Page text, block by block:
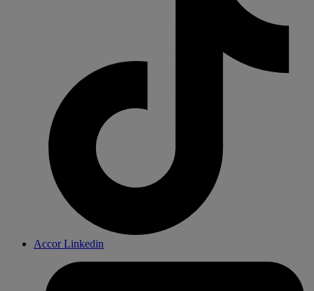
Accor Linkedin